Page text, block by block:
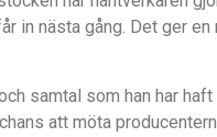
in nästa gång. Det ger
samtal som han har haft
att möta